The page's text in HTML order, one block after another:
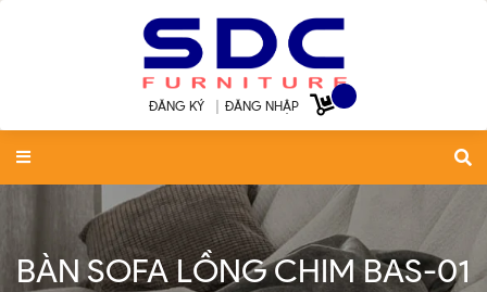
ĐĂNG KÝ ĐĂNG NHẬP
BÀN SOFA LỒNG CHIM BAS-01